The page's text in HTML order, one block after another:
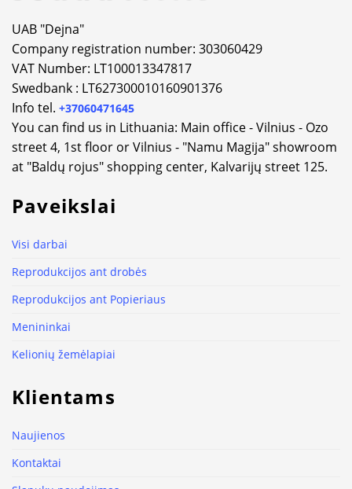
UAB "Dejna"
Company registration number: 303060429
VAT Number: LT100013347817
Swedbank : LT627300010160901376
Info tel. +37060471645
You can find us in Lithuania: Main office - Vilnius - Ozo
street 4, 1st floor or Vilnius - "Namu Magija" showroom
at "Baldų rojus" shopping center, Kalvarijų street 125.
Paveikslai
Visi darbai
Reprodukcijos ant drobės
Reprodukcijos ant Popieriaus
Menininkai
Kelionių žemėlapiai
Klientams
Naujienos
Kontaktai